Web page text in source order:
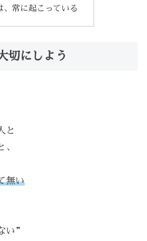
常に起こっている
切にしよう
と
、
無い
い”